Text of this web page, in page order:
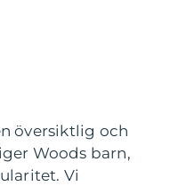
översiktlig och
Woods barn,
Vi